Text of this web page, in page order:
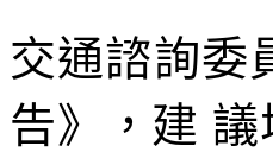
交通諮詢委
告》，建